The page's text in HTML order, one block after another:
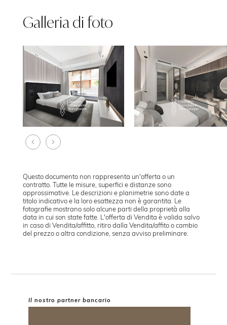
Galleria di foto
Questo documento non rappresenta un'offerta o un
contratto. Tutte le misure, superfici e distanze sono
approssimative. Le descrizioni e planimetrie sono date a
titolo indicativo e la loro esattezza non è garantita. Le
fotografie mostrano solo alcune parti della proprietà alla
data in cui son state fatte. L'offerta di Vendita è valida salvo
in caso di Vendita/affitto, ritiro dalla Vendita/affito o cambio
del prezzo o altra condizione, senza avviso preliminare.
Il nostro partner bancario